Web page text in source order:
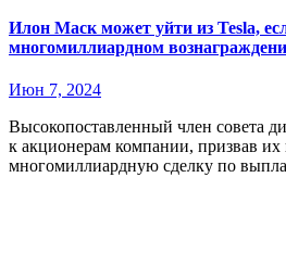
Илон Маск может уйти из Tesla,
многомиллиардном
Июн 7, 2024
Высокопоставленный член совета директоров Tesla обратился
к акционерам компании, призвав их
многомиллиардную сделку по